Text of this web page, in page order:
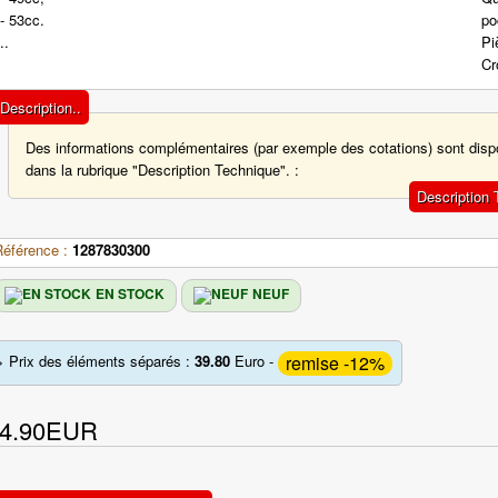
- 53cc.
..
Description..
Des informations complémentaires (par exemple des cotations) sont
dans la rubrique "Description Technique". :
Description
: 1287830300
EN STOCK NEUF
Prix des éléments séparés :39.80 Euro - remise -12%